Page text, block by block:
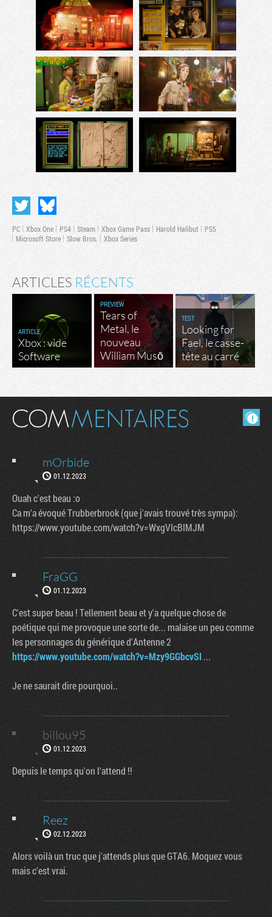
PC Xbox One PS4 Steam Xbox Game Pass Harold Halibut
PS5
Microsoft Store
Slow Bros. Xbox Series
ARTICLES RÉCENTS
ARTICLE
Xbox : vide
Software
PREVIEW
Tears of
Metal, le
nouveau
William Musō
TEST
Looking for
Fael, le casse-
tête au carré
Masquer les commentaires lus.
mOrbide
01.12.2023
Ouah c'est beau :o
Ca m'a évoqué Trubberbrook (que j'avais trouvé très sympa):
https://www.youtube.com/watch?v=WxgVIcBIMJM
FraGG
01.12.2023
C'est super beau ! Tellement beau et y'a quelque chose de
poétique qui me provoque une sorte de... malaise un peu comme
les personnages du générique d'Antenne 2
https://www.youtube.com/watch?v=Mzy9GGbcvSI...
Je ne saurait dire pourquoi..
billou95
01.12.2023
Depuis le temps qu'on l'attend !!
Reez
02.12.2023
Alors voilà un truc que j'attends plus que GTA6. Moquez vous
mais c'est vrai.